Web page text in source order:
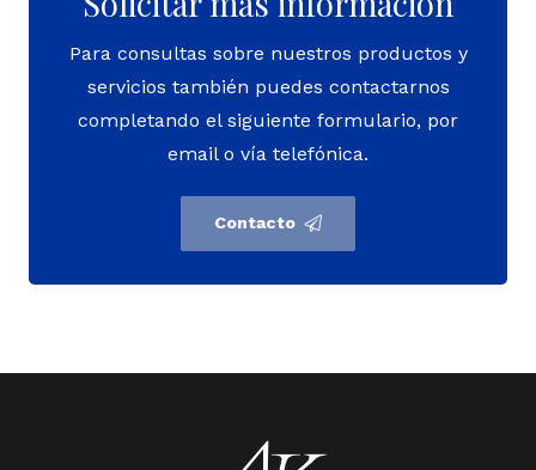
Para consultas sobre nuestros productos y
servicios también puedes contactarnos
completando el siguiente formulario, por
email o vía telefónica.
Contacto